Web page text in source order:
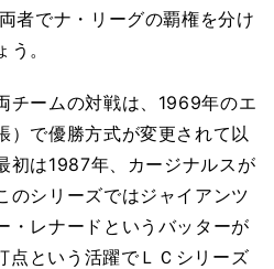
者でナ・リーグの覇権を分け
。
ームの対戦は、1969年のエ
）で優勝方式が変更されて以
初は1987年、カージナルスが
のシリーズではジャイアンツ
・レナードというバッターが
点という活躍でＬＣシリーズ